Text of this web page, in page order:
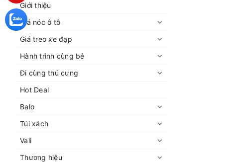
Giới thiệu
Giá nóc ô tô
Giá treo xe đạp
Hành trình cùng bé
Đi cùng thú cưng
Hot Deal
Balo
Túi xách
Vali
Thương hiệu